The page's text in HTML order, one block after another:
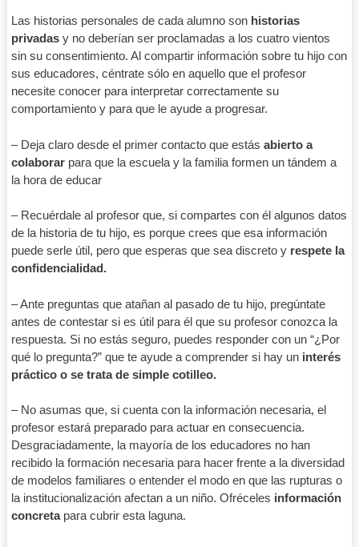
Las historias personales de cada alumno son historias
privadasy no deberían ser proclamadas a los cuatro vientos
sin su consentimiento. Al compartir información sobre tu hijo con
sus educadores, céntrate sólo en aquello que el profesor
necesite conocer para interpretar correctamente su
comportamiento y para que le ayude a progresar.
– Deja claro desde el primer contacto que estás abierto a
colaborarpara que la escuela y la familia formen un tándem a
la hora de educar
– Recuérdale al profesor que, si compartes con él algunos datos
de la historia de tu hijo, es porque crees que esa información
puede serle útil, pero que esperas que sea discreto y respete la
confidencialidad.
– Ante preguntas que atañan al pasado de tu hijo, pregúntate
antes de contestar si es útil para él que su profesor conozca la
respuesta. Si no estás seguro, puedes responder con un “¿Por
qué lo pregunta?” que te ayude a comprender si hay un interés
práctico o se trata de simple cotilleo.
– No asumas que, si cuenta con la información necesaria, el
profesor estará preparado para actuar en consecuencia.
Desgraciadamente, la mayoría de los educadores no han
recibido la formación necesaria para hacer frente a la diversidad
de modelos familiares o entender el modo en que las rupturas o
la institucionalización afectan a un niño. Ofréceles información
concretapara cubrir esta laguna.